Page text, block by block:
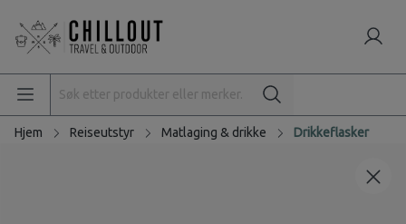
Hjem Reiseutstyr Matlaging & drikke Drikkeflasker